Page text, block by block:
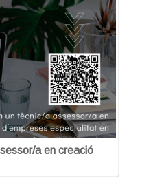
a en creació